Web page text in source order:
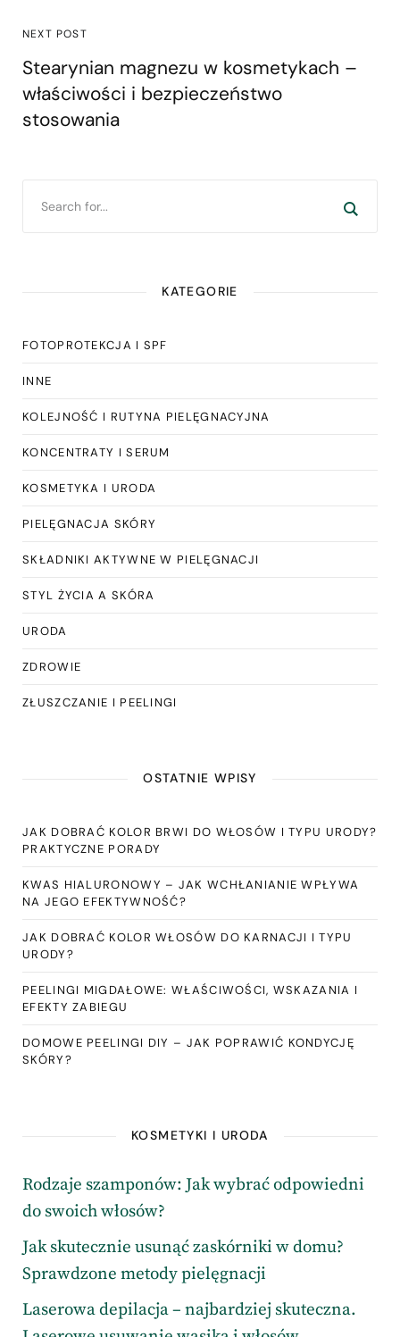
NEXT POST
Stearynian magnezu w kosmetykach –
właściwości i bezpieczeństwo
stosowania
KATEGORIE
FOTOPROTEKCJA I SPF
INNE
KOLEJNOŚĆ I RUTYNA PIELĘGNACYJNA
KONCENTRATY I SERUM
KOSMETYKA I URODA
PIELĘGNACJA SKÓRY
SKŁADNIKI AKTYWNE W PIELĘGNACJI
STYL ŻYCIA A SKÓRA
URODA
ZDROWIE
ZŁUSZCZANIE I PEELINGI
OSTATNIE WPISY
JAK DOBRAĆ KOLOR BRWI DO WŁOSÓW I TYPU URODY?
PRAKTYCZNE PORADY
KWAS HIALURONOWY – JAK WCHŁANIANIE WPŁYWA
NA JEGO EFEKTYWNOŚĆ?
JAK DOBRAĆ KOLOR WŁOSÓW DO KARNACJI I TYPU
URODY?
PEELINGI MIGDAŁOWE: WŁAŚCIWOŚCI, WSKAZANIA I
EFEKTY ZABIEGU
DOMOWE PEELINGI DIY – JAK POPRAWIĆ KONDYCJĘ
SKÓRY?
KOSMETYKI I URODA
Rodzaje szamponów: Jak wybrać odpowiedni
do swoich włosów?
Jak skutecznie usunąć zaskórniki w domu?
Sprawdzone metody pielęgnacji
Laserowa depilacja – najbardziej skuteczna.